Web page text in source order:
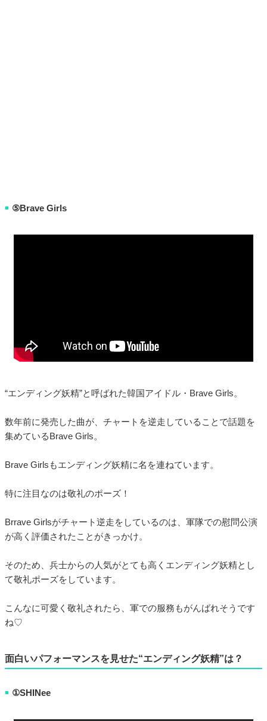
■ ⑤Brave Girls
“エンディング妖精”と呼ばれた韓国アイドル・Brave Girls。
数年前に発売した曲が、チャートを逆走していることで話題を
集めているBrave Girls。
Brave Girlsもエンディング妖精に名を連ねています。
特に注目なのは敬礼のポーズ！
Brrave Girlsがチャート逆走をしているのは、軍隊での慰問公演
が高く評価されたことがきっかけ。
そのため、兵士からの人気がとても高くエンディング妖精とし
て敬礼ポーズをしています。
こんなに可愛く敬礼されたら、軍での服務もがんばれそうです
ね♡
面白いパフォーマンスを見せた“エンディング妖精”は？
■ ①SHINee